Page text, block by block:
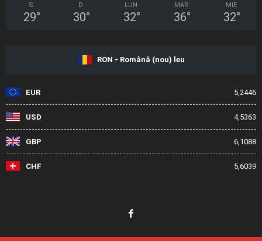
S
29°
D
30°
LUN
32°
MAR
36°
MIE
32°
RON - Română (nou) leu
EUR 5,2446
USD 4,5363
GBP 6,1088
CHF 5,6039